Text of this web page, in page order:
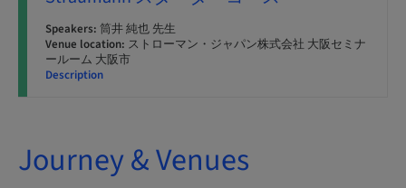
Speakers: 筒井 純也 先生
Venue location: ストローマン・ジャパン株式会社 大阪セミナ
ールーム 大阪市
Description
Journey & Venues